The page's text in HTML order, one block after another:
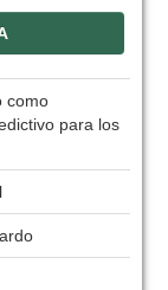
como
para los